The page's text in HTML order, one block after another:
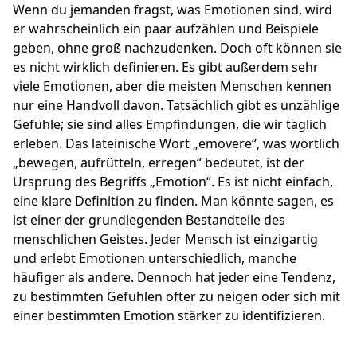
Wenn du jemanden fragst, was Emotionen sind, wird
er wahrscheinlich ein paar aufzählen und Beispiele
geben, ohne groß nachzudenken. Doch oft können sie
es nicht wirklich definieren. Es gibt außerdem sehr
viele Emotionen, aber die meisten Menschen kennen
nur eine Handvoll davon. Tatsächlich gibt es unzählige
Gefühle; sie sind alles Empfindungen, die wir täglich
erleben. Das lateinische Wort „emovere“, was wörtlich
„bewegen, aufrütteln, erregen“ bedeutet, ist der
Ursprung des Begriffs „Emotion“. Es ist nicht einfach,
eine klare Definition zu finden. Man könnte sagen, es
ist einer der grundlegenden Bestandteile des
menschlichen Geistes. Jeder Mensch ist einzigartig
und erlebt Emotionen unterschiedlich, manche
häufiger als andere. Dennoch hat jeder eine Tendenz,
zu bestimmten Gefühlen öfter zu neigen oder sich mit
einer bestimmten Emotion stärker zu identifizieren.